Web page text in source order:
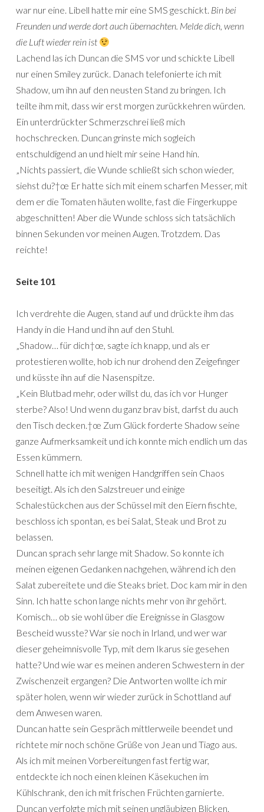
war nur eine. Libell hatte mir eine SMS geschickt. Bin bei
Freunden und werde dort auch übernachten. Melde dich, wenn
die Luft wieder rein ist
Lachend las ich Duncan die SMS vor und schickte Libell
nur einen Smiley zurück. Danach telefonierte ich mit
Shadow, um ihn auf den neusten Stand zu bringen. Ich
teilte ihm mit, dass wir erst morgen zurückkehren würden.
Ein unterdrückter Schmerzschrei ließ mich
hochschrecken. Duncan grinste mich sogleich
entschuldigend an und hielt mir seine Hand hin.
„Nichts passiert, die Wunde schließt sich schon wieder,
siehst du?†œ Er hatte sich mit einem scharfen Messer, mit
dem er die Tomaten häuten wollte, fast die Fingerkuppe
abgeschnitten! Aber die Wunde schloss sich tatsächlich
binnen Sekunden vor meinen Augen. Trotzdem. Das
reichte!
Seite 101
Ich verdrehte die Augen, stand auf und drückte ihm das
Handy in die Hand und ihn auf den Stuhl.
„Shadow… für dich†œ, sagte ich knapp, und als er
protestieren wollte, hob ich nur drohend den Zeigefinger
und küsste ihn auf die Nasenspitze.
„Kein Blutbad mehr, oder willst du, das ich vor Hunger
sterbe? Also! Und wenn du ganz brav bist, darfst du auch
den Tisch decken.†œ Zum Glück forderte Shadow seine
ganze Aufmerksamkeit und ich konnte mich endlich um das
Essen kümmern.
Schnell hatte ich mit wenigen Handgriffen sein Chaos
beseitigt. Als ich den Salzstreuer und einige
Schalestückchen aus der Schüssel mit den Eiern fischte,
beschloss ich spontan, es bei Salat, Steak und Brot zu
belassen.
Duncan sprach sehr lange mit Shadow. So konnte ich
meinen eigenen Gedanken nachgehen, während ich den
Salat zubereitete und die Steaks briet. Doc kam mir in den
Sinn. Ich hatte schon lange nichts mehr von ihr gehört.
Komisch… ob sie wohl über die Ereignisse in Glasgow
Bescheid wusste? War sie noch in Irland, und wer war
dieser geheimnisvolle Typ, mit dem Ikarus sie gesehen
hatte? Und wie war es meinen anderen Schwestern in der
Zwischenzeit ergangen? Die Antworten wollte ich mir
später holen, wenn wir wieder zurück in Schottland auf
dem Anwesen waren.
Duncan hatte sein Gespräch mittlerweile beendet und
richtete mir noch schöne Grüße von Jean und Tiago aus.
Als ich mit meinen Vorbereitungen fast fertig war,
entdeckte ich noch einen kleinen Käsekuchen im
Kühlschrank, den ich mit frischen Früchten garnierte.
Duncan verfolgte mich mit seinen ungläubigen Blicken.